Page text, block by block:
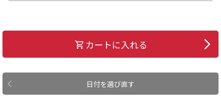
日付を選び直す
カートに入れる